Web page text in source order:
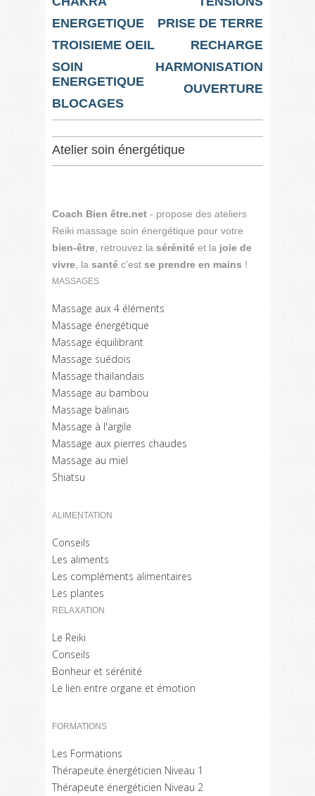
ENERGETIQUE
TROISIEME OEIL
SOIN
ENERGETIQUE
BLOCAGES
PRISE DE TERRE
RECHARGE
HARMONISATION
OUVERTURE
Atelier soin énergétique
Coach Bien être.net - propose des ateliers
Reiki massage soin énergétique pour votre
bien-être , retrouvez la sérénité et la joie de
vivre , la santé c'est se prendre en mains !
MASSAGES
Massage aux 4 éléments
Massage énergétique
Massage équilibrant
Massage suédois
Massage thailandais
Massage au bambou
Massage balinais
Massage à l'argile
Massage aux pierres chaudes
Massage au miel
Shiatsu
ALIMENTATION
Conseils
Les aliments
Les compléments alimentaires
Les plantes
RELAXATION
Le Reiki
Conseils
Bonheur et sérénité
Le lien entre organe et émotion
FORMATIONS
Les Formations
Thérapeute énergéticien Niveau 1
Thérapeute énergéticien Niveau 2